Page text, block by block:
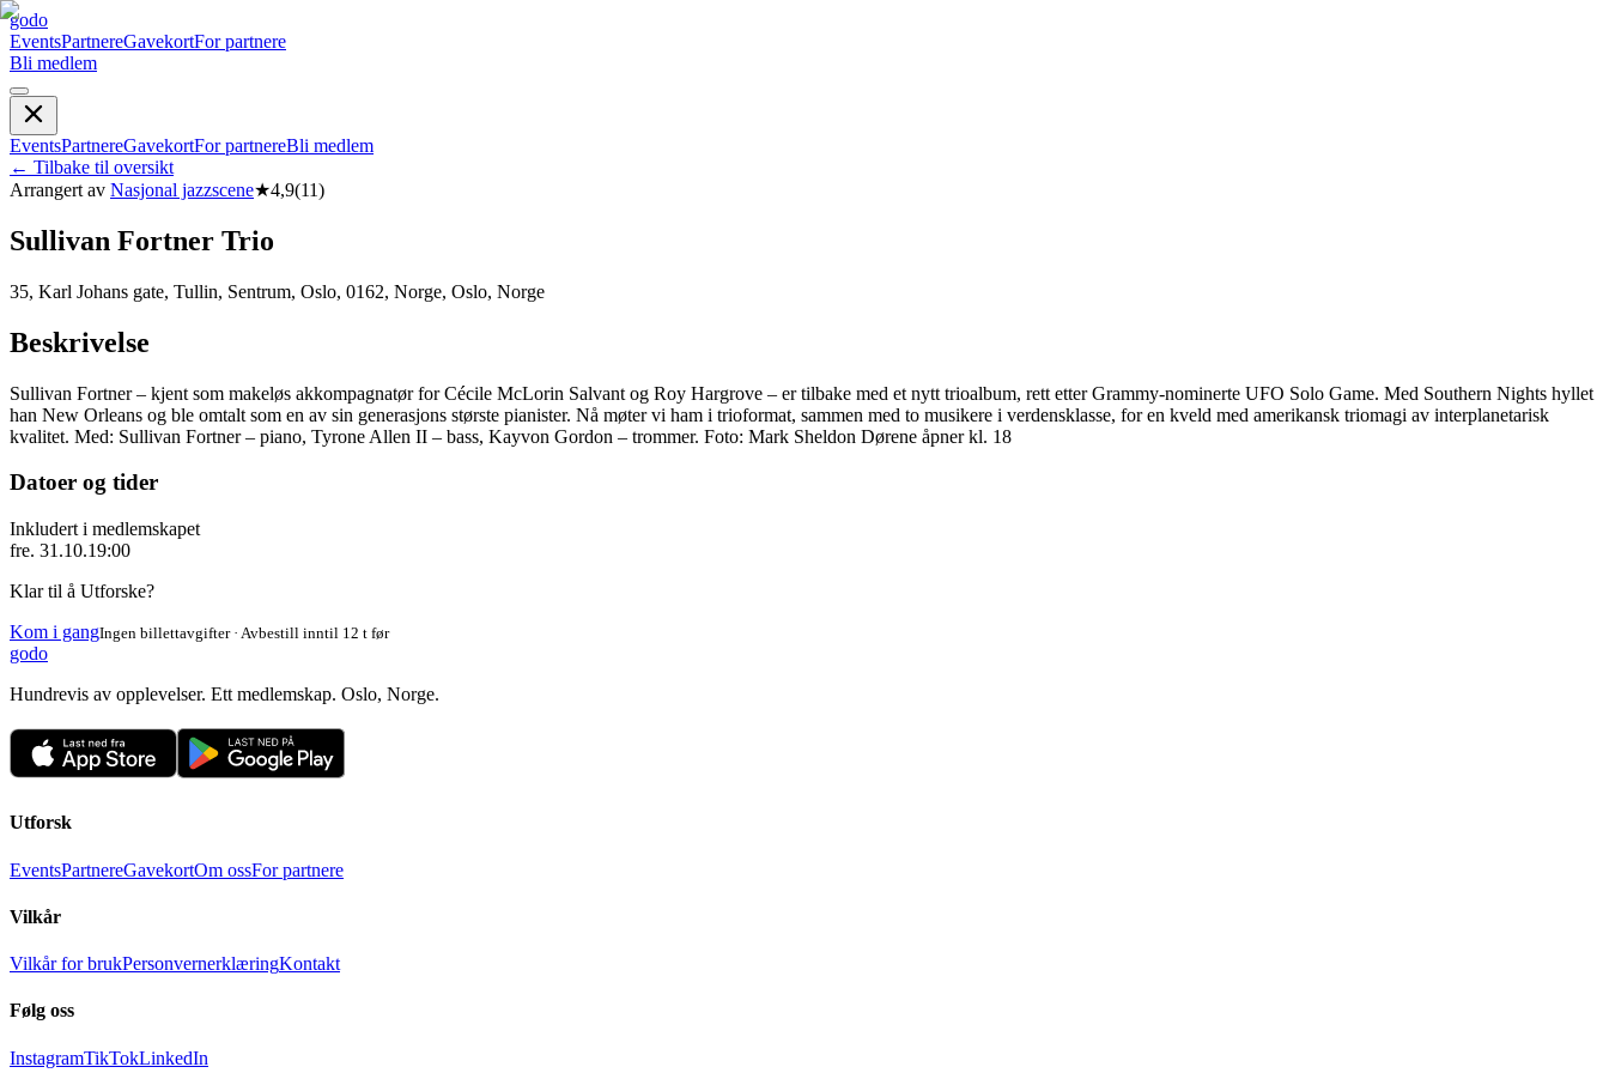
godo
EventsPartnereGavekortFor partnere
Bli medlem
EventsPartnereGavekortFor partnereBli medlem
← Tilbake til oversikt
Arrangert av Nasjonal jazzscene★4,9(11)
Sullivan Fortner Trio
35, Karl Johans gate, Tullin, Sentrum, Oslo, 0162, Norge, Oslo, Norge
Beskrivelse
Sullivan Fortner – kjent som makeløs akkompagnatør for Cécile McLorin Salvant og Roy Hargrove – er tilbake med et nytt trioalbum, rett etter Grammy-nominerte UFO Solo Game. Med Southern Nights hyllet
han New Orleans og ble omtalt som en av sin generasjons største pianister. Nå møter vi ham i trioformat, sammen med to musikere i verdensklasse, for en kveld med amerikansk triomagi av interplanetarisk
kvalitet. Med: Sullivan Fortner – piano, Tyrone Allen II – bass, Kayvon Gordon – trommer. Foto: Mark Sheldon Dørene åpner kl. 18
Datoer og tider
Inkludert i medlemskapet
fre. 31.10.19:00
Klar til å Utforske?
Kom i gangIngen billettavgifter · Avbestill inntil 12 t før
godo
Hundrevis av opplevelser. Ett medlemskap. Oslo, Norge.
Utforsk
EventsPartnereGavekortOm ossFor partnere
Vilkår
Vilkår for brukPersonvernerklæringKontakt
Følg oss
InstagramTikTokLinkedIn